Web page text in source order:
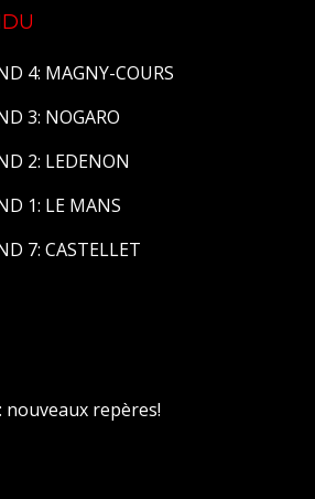
4: MAGNY-COURS
3: NOGARO
2: LEDENON
1: LE MANS
7: CASTELLET
nouveaux repères!